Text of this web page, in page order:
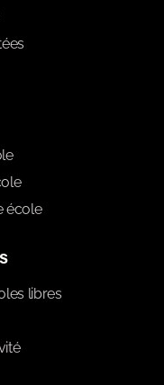
école
libres